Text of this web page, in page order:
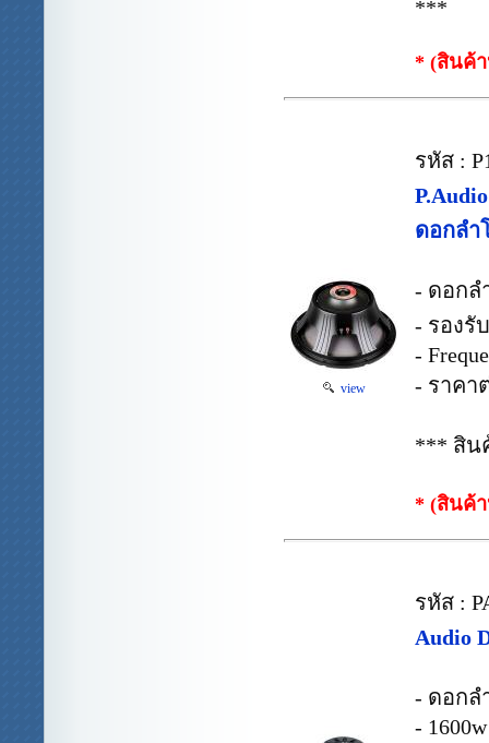
***
* (สินค้
view
รหัส :
ดอกลำ
- ดอกล
- รองรั
-
- ราคา
*** สิน
* (สินค้
รหัส :
Audio
- ดอกล
-